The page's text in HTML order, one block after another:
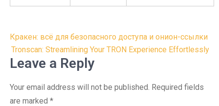
Post
navigation
Кракен: всё для безопасного доступа и онион-ссылки
Tronscan: Streamlining Your TRON Experience Effortlessly
Leave a Reply
Your email address will not be published. Required fields
are marked *